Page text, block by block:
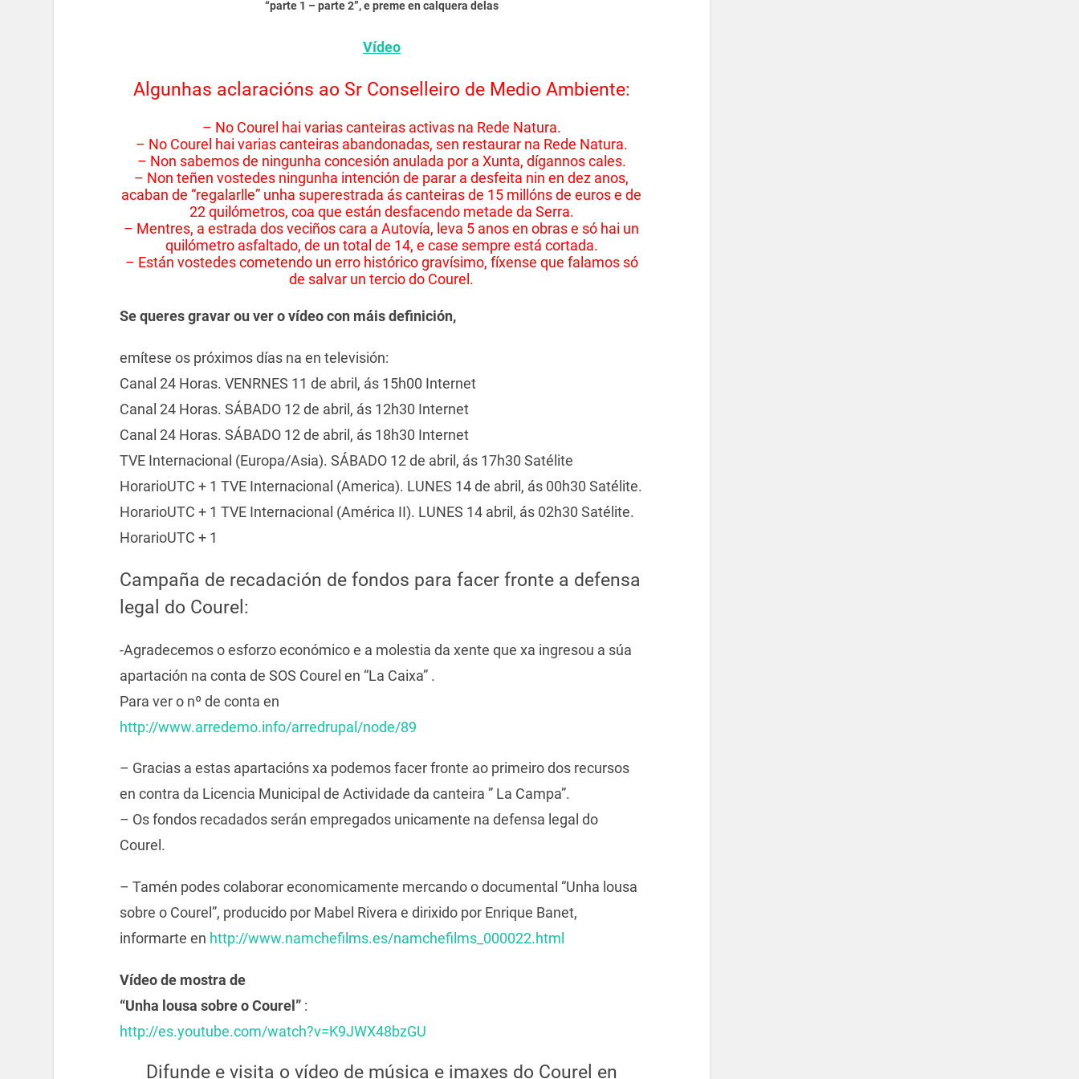
“parte 1 – parte 2”, e preme en calquera delas
Vídeo
Algunhas aclaracións ao Sr Conselleiro de Medio Ambiente:
– No Courel hai varias canteiras activas na Rede Natura.
– No Courel hai varias canteiras abandonadas, sen restaurar na Rede Natura.
– Non sabemos de ningunha concesión anulada por a Xunta, dígannos cales.
– Non teñen vostedes ningunha intención de parar a desfeita nin en dez anos,
acaban de “regalarlle” unha superestrada ás canteiras de 15 millóns de euros e de
22 quilómetros, coa que están desfacendo metade da Serra.
– Mentres, a estrada dos veciños cara a Autovía, leva 5 anos en obras e só hai un
quilómetro asfaltado, de un total de 14, e case sempre está cortada.
– Están vostedes cometendo un erro histórico gravísimo, fíxense que falamos só
de salvar un tercio do Courel.
Se queres gravar ou ver o vídeo con máis definición,
emítese os próximos días na en televisión:
Canal 24 Horas. VENRNES 11 de abril, ás 15h00 Internet
Canal 24 Horas. SÁBADO 12 de abril, ás 12h30 Internet
Canal 24 Horas. SÁBADO 12 de abril, ás 18h30 Internet
TVE Internacional (Europa/Asia). SÁBADO 12 de abril, ás 17h30 Satélite
HorarioUTC + 1 TVE Internacional (America). LUNES 14 de abril, ás 00h30 Satélite.
HorarioUTC + 1 TVE Internacional (América II). LUNES 14 abril, ás 02h30 Satélite.
HorarioUTC + 1
Campaña de recadación de fondos para facer fronte a defensa
legal do Courel:
-Agradecemos o esforzo económico e a molestia da xente que xa ingresou a súa
apartación na conta de SOS Courel en “La Caixa” .
Para ver o nº de conta en
http://www.arredemo.info/arredrupal/node/89
– Gracias a estas apartacións xa podemos facer fronte ao primeiro dos recursos
en contra da Licencia Municipal de Actividade da canteira ” La Campa”.
– Os fondos recadados serán empregados unicamente na defensa legal do
Courel.
– Tamén podes colaborar economicamente mercando o documental “Unha lousa
sobre o Courel”, producido por Mabel Rivera e dirixido por Enrique Banet,
informarte en http://www.namchefilms.es/namchefilms_000022.html
Vídeo de mostra de
“Unha lousa sobre o Courel” :
http://es.youtube.com/watch?v=K9JWX48bzGU
Difunde e visita o vídeo de música e imaxes do Courel en